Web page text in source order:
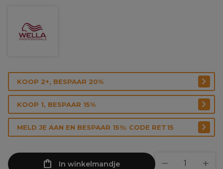
KOOP 2+, BESPAAR 20%
KOOP 1, BESPAAR 15%
MELD JE AAN EN BESPAAR 15%: CODE RET15
In winkelmandje